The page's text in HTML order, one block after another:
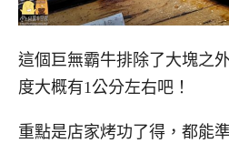
這個巨無霸牛排除了大塊之
度大概有1公分左右吧！
重點是店家烤功了得，都能